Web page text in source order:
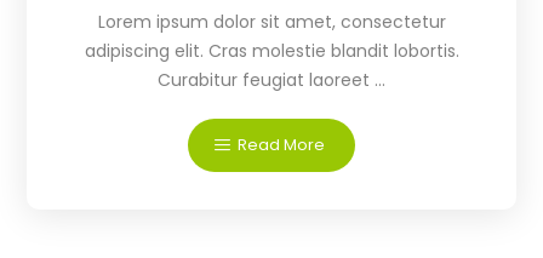
Lorem ipsum dolor sit amet, consectetur
adipiscing elit. Cras molestie blandit lobortis.
Curabitur feugiat laoreet ...
Read More